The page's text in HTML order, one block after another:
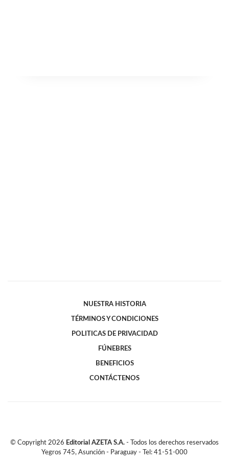
NUESTRA HISTORIA
TÉRMINOS Y CONDICIONES
POLITICAS DE PRIVACIDAD
FÚNEBRES
BENEFICIOS
CONTÁCTENOS
© Copyright 2026 Editorial AZETA S.A. - Todos los derechos reservados
Yegros 745, Asunción - Paraguay - Tel: 41-51-000